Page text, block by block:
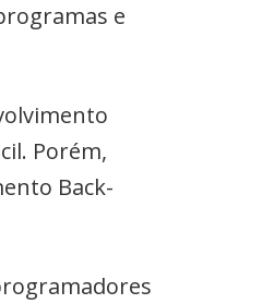
e
Porém,
Back-